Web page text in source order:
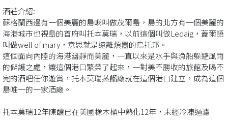
酒莊介紹:
蘇格蘭西邊有一個美麗的島嶼叫做茂爾島，島的北方有一個美麗的
海港城市也視島的首府叫托本莫瑞，以前這個叫做Ledaig，蓋爾語
叫做well of mary，意思就是遠離煩囂的烏托邦。
這個面向內陸的海港幽靜而美麗，一直以來是水手與漁船躲避風雨
的僻護之處，讓這個港口繁榮了起來，一對美不勝收的旅館及喝不
完的酒吧任你遊賞，托本莫瑞蒸餾廠就在這個港口建立，成為這個
島唯一的一家酒廠。
托本莫瑞12年陳釀已在美國橡木桶中熟化12年，未經冷凍過濾